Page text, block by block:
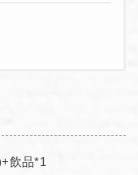
飲品*1